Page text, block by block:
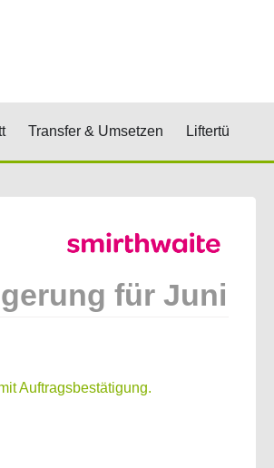
Öffne Rund um's Bett
Transfer & Umsetzen Öffne Transfer
Liftertücher
für Juni
Auftragsbestätigung.